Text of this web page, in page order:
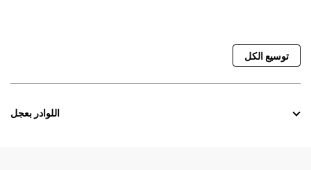
توسيع الكل
اللوادر بعجل